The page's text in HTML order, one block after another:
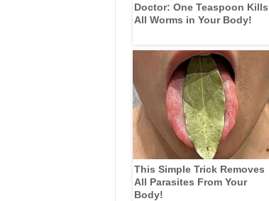
Doctor: One Teaspoon Kills
All Worms in Your Body!
This Simple Trick Removes
All Parasites From Your
Body!